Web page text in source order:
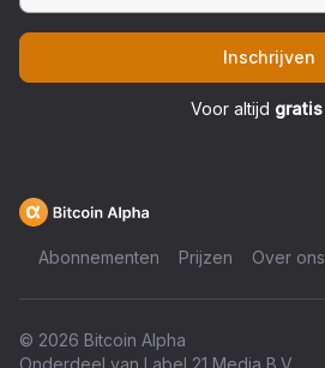
Inschrijven
Voor altijd gratis
Abonnementen Prijzen Over ons
© 2026 Bitcoin Alpha
Onderdeel van Label 21 Media B.V.